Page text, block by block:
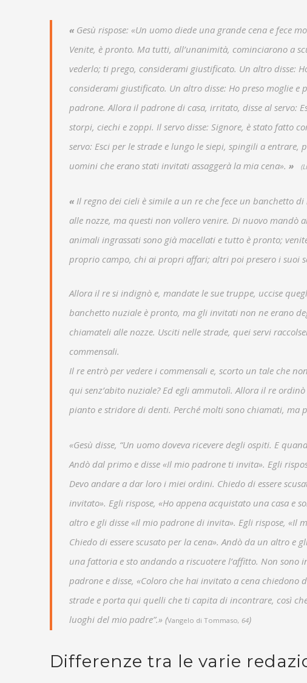
« Gesù rispose: «Un uomo diede una grande cena e fece
Venite, è pronto. Ma tutti, all’unanimità, cominciarono a
vederlo; ti prego, considerami giustificato. Un altro disse:
considerami giustificato. Un altro disse: Ho preso moglie
padrone. Allora il padrone di casa, irritato, disse al servo:
storpi, ciechi e zoppi. Il servo disse: Signore, è stato fatto
servo: Esci per le strade e lungo le siepi, spingili a
uomini che erano stati invitati assaggerà la mia cena». »
« Il regno dei cieli è simile a un re che fece un banchetto
alle nozze, ma questi non vollero venire. Di nuovo
animali ingrassati sono già macellati e tutto è pronto;
proprio campo, chi ai propri affari; altri poi presero i suoi
Allora il re si indignò e, mandate le sue truppe, uccise
banchetto nuziale è pronto, ma gli invitati non ne erano
chiamateli alle nozze. Usciti nelle strade, quei servi
commensali.
Il re entrò per vedere i commensali e, scorto un tale che
qui senz’abito nuziale? Ed egli ammutolì. Allora il re
pianto e stridore di denti. Perché molti sono chiamati, ma
«Gesù disse, “Un uomo doveva ricevere degli ospiti. E
Andò dal primo e disse «Il mio padrone ti invita». Egli
Devo andare a dar loro i miei ordini. Chiedo di essere
invitato». Egli rispose, «Ho appena acquistato una casa e
altro e gli disse «Il mio padrone di invita». Egli rispose, «Il
Chiedo di essere scusato per la cena». Andò da un altro e
una fattoria e sto andando a riscuotere l’affitto. Non sono
padrone e disse, «Coloro che hai invitato a cena chiedono
strade e porta qui quelli che ti capita di incontrare, così
luoghi del mio padre”.» (Vangelo di Tommaso, 64)
Differenze tra le varie